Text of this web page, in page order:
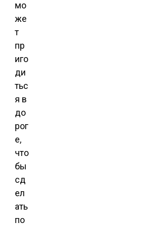
мо
же
т
пр
иго
ди
тьс
я в
до
рог
е,
что
бы
сд
ел
ать
по